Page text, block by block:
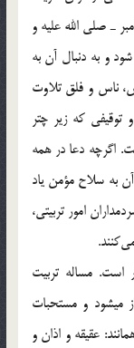
ـ صلي الله عليه و
و به دنبال آن به
ناس و ‏فلق تلاوت
توقيفي كه زير چتر
اگرچه دعا در همه
به سلاح مؤمن ياد
امور تربيتي،
مساله تربيت
مي­شود و مستحبات
عقيقه و اذان و